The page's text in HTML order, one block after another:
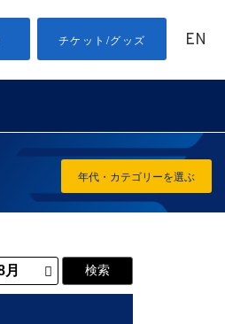
チケット/グッズ EN
年代・カテゴリーを選ぶ